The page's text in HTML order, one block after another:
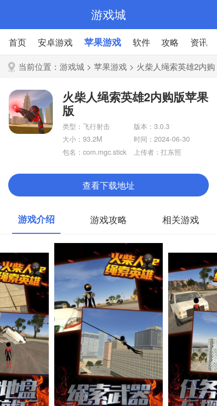
游戏城
首页 安卓游戏 苹果游戏 软件 攻略 资讯
当前位置：游戏城 >苹果游戏 > 火柴人绳索英雄2内购
版苹果版
火柴人绳索英雄2内购版苹果
版
类型：飞行射击
版本：3.0.3
大小：93.2M
时间：2024-06-30
包名：com.mgc.stick
上传者：扛东照
查看下载地址
游戏介绍 游戏攻略 相关游戏